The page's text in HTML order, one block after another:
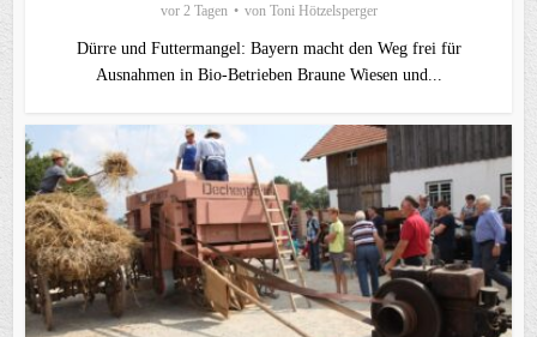
vor 2 Tagen von Toni Hötzelsperger
Dürre und Futtermangel: Bayern macht den Weg frei für
Ausnahmen in Bio-Betrieben Braune Wiesen und...